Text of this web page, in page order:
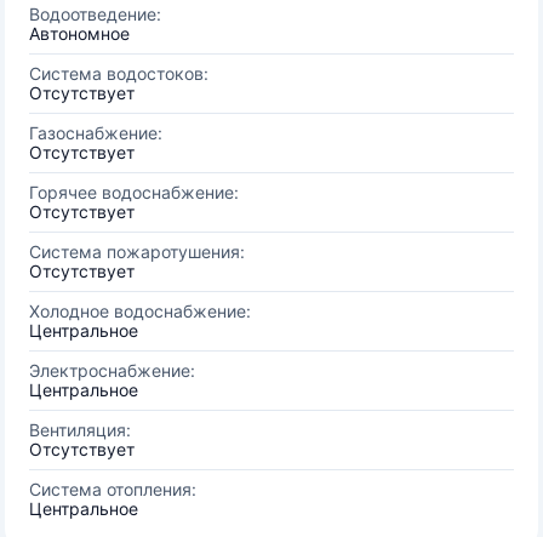
Водоотведение:
Автономное
Система водостоков:
Отсутствует
Газоснабжение:
Отсутствует
Горячее водоснабжение:
Отсутствует
Система пожаротушения:
Отсутствует
Холодное водоснабжение:
Центральное
Электроснабжение:
Центральное
Вентиляция:
Отсутствует
Система отопления:
Центральное